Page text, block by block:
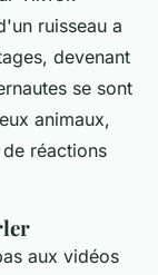
ruisseau a
devenant
se sont
animaux,
réactions
aux vidéos